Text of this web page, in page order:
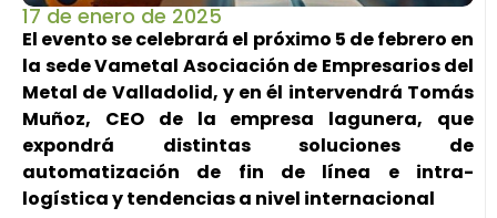
17 de enero de 2025
El evento se celebrará el próximo 5 de febrero en
la sede Vametal Asociación de Empresarios del
Metal de Valladolid, y en él intervendrá Tomás
Muñoz, CEO de la empresa lagunera, que
expondrá distintas soluciones de
automatización de fin de línea e intra-
logística y tendencias a nivel internacional